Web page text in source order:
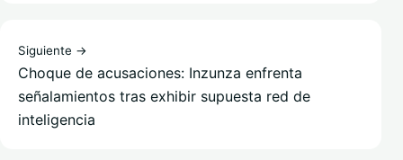
Siguiente →
Choque de acusaciones: Inzunza enfrenta
señalamientos tras exhibir supuesta red de
inteligencia